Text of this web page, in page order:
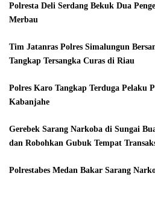
Polresta Deli Serdang Bekuk Dua
Merbau
Tim Jatanras Polres Simalungun
Tangkap Tersangka Curas di Riau
Polres Karo Tangkap Terduga Pelaku
Kabanjahe
Gerebek Sarang Narkoba di Sungai
dan Robohkan Gubuk Tempat
Polrestabes Medan Bakar Sarang